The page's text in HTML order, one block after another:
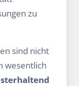
zu
sind nicht
wesentlich